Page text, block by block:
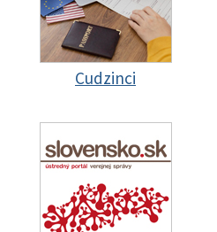
Cudzinci